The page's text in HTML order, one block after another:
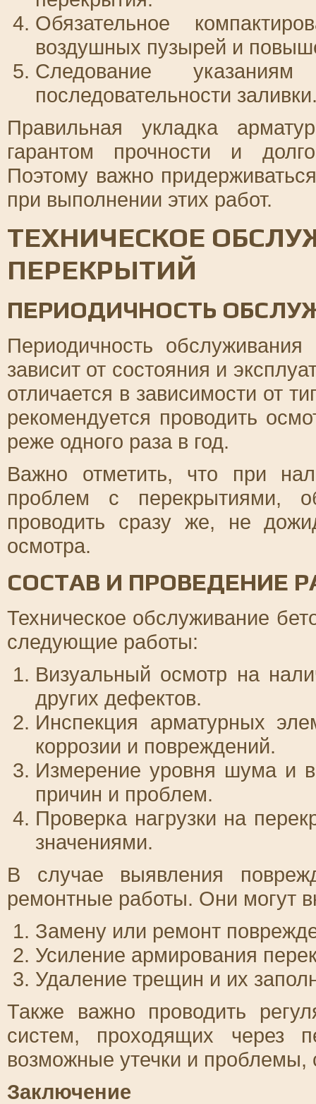
Обязательное
воздушных пузырей и
Следование
последовательности
Правильная укладка
гарантом прочности и
Поэтому важно
при выполнении этих работ.
ТЕХНИЧЕСКОЕ
ПЕРЕКРЫТИЙ
ПЕРИОДИЧНОСТЬ
Периодичность
зависит от состояния и
отличается в зависимости от
рекомендуется проводить
реже одного раза в год.
Важно отметить, что при
проблем с перекрытиями,
проводить сразу же, не
осмотра.
СОСТАВ И ПРОВЕДЕНИЕ
Техническое обслуживание
следующие работы:
Визуальный осмотр на
других дефектов.
Инспекция арматурных
коррозии и повреждений.
Измерение уровня шума и
причин и проблем.
Проверка нагрузки на
значениями.
В случае выявления
ремонтные работы. Они могут
Замену или ремонт
Усиление армирования
Удаление трещин и их
Также важно проводить
систем, проходящих через
возможные утечки и
Заключение